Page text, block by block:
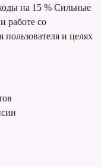
на 15 % Сильные
работе со
и целях